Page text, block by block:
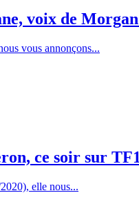
voix de
vous annonçons...
ce soir sur
elle nous...